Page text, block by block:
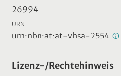
26994
URN
urn:nbn:at:at-vhsa-2554
Lizenz-/Rechtehinweis